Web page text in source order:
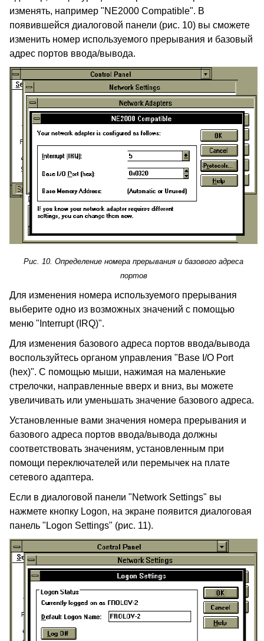
изменять, например "NE2000 Compatible". В
появившейся диалоговой панели (рис. 10) вы сможете
изменить номер используемого прерывания и базовый
адрес портов ввода/вывода.
Рис. 10. Определение номера прерывания и базового адреса
портов
Для изменения номера используемого прерывания
выберите одно из возможных значений с помощью
меню "Interrupt (IRQ)".
Для изменения базового адреса портов ввода/вывода
воспользуйтесь органом управления "Base I/O Port
(hex)". С помощью мыши, нажимая на маленькие
стрелочки, направленные вверх и вниз, вы можете
увеличивать или уменьшать значение базового адреса.
Установленные вами значения номера прерывания и
базового адреса портов ввода/вывода должны
соответствовать значениям, установленным при
помощи переключателей или перемычек на плате
сетевого адаптера.
Если в диалоговой панели "Network Settings" вы
нажмете кнопку Logon, на экране появится диалоговая
панель "Logon Settings" (рис. 11).